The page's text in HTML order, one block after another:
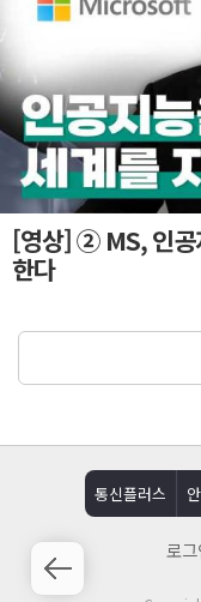
[영상] ② MS, 인공
한다
통신플러스
로그